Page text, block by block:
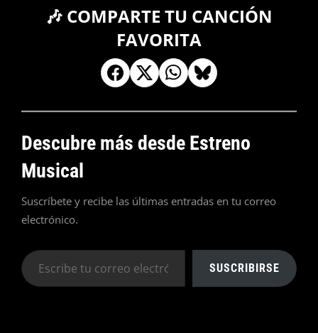
🎶 COMPARTE TU CANCIÓN
FAVORITA
Descubre más desde Estreno
Musical
Suscríbete y recibe las últimas entradas en tu correo
electrónico.
Escribe
tu
SUSCRIBIRSE